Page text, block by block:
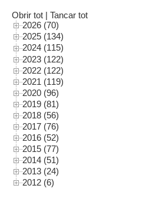
Obrir tot | Tancar tot
2026 (70)
2025 (134)
2024 (115)
2023 (122)
2022 (122)
2021 (119)
2020 (96)
2019 (81)
2018 (56)
2017 (76)
2016 (52)
2015 (77)
2014 (51)
2013 (24)
2012 (6)